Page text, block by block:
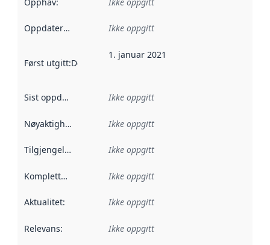
Oppdateringsfrekvens :
Ikke oppgitt
Først utgitt:Denne datoen sier når dataene i dette
1. januar 2021
Sist oppdatert Ikke oppgitt
Nøyaktighet Ikke oppgitt
Tilgjengelighet Ikke oppgitt
Kompletthet Ikke oppgitt
Aktualitet: Ikke oppgitt
Relevans: Ikke oppgitt